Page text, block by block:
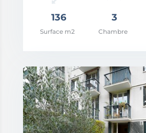
136
Surface m2
3
Chambre